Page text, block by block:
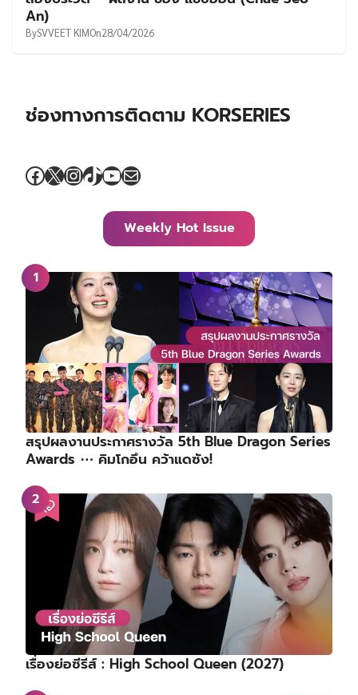
An)
BySVVEET KIMOn28/04/2026
ช่องทางการติดตาม KORSERIES
Facebook
X Instagram
TikTok
YouTube
Mail
Weekly Hot Issue
สรุปผลงานประกาศรางวัล 5th Blue Dragon Series
Awards ⋯ คิมโกอึน คว้าแดซัง!
เรื่องย่อซีรีส์ : High School Queen (2027)